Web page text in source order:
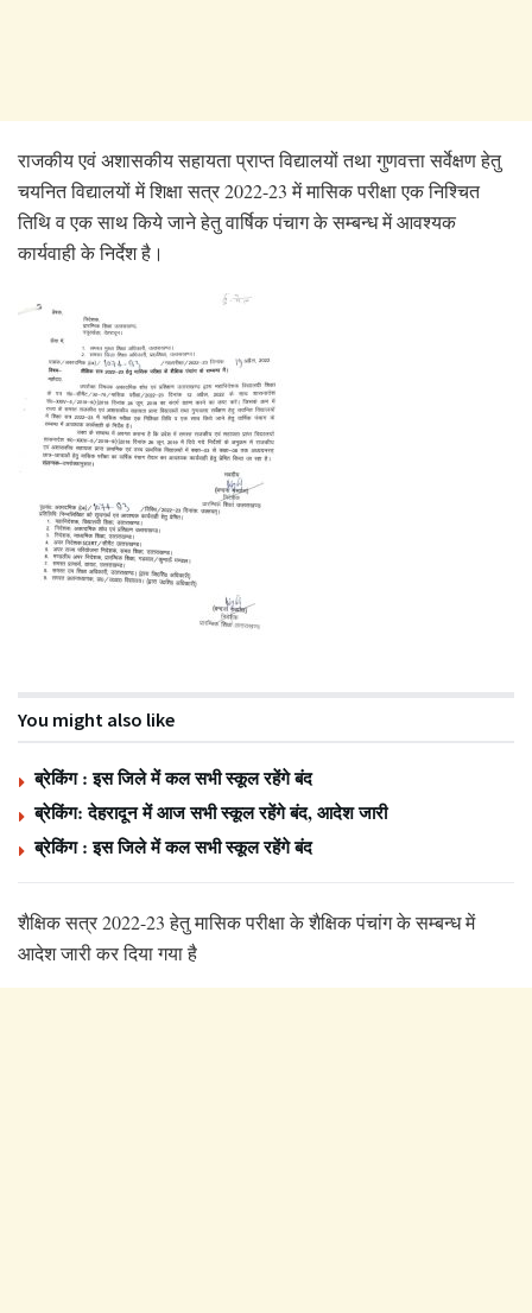
राजकीय एवं अशासकीय सहायता प्राप्त विद्यालयों तथा गुणवत्ता सर्वेक्षण हेतु
चयनित विद्यालयों में शिक्षा सत्र 2022-23 में मासिक परीक्षा एक निश्चित
तिथि व एक साथ किये जाने हेतु वार्षिक पंचाग के सम्बन्ध में आवश्यक
कार्यवाही के निर्देश है।
You might also like
ब्रेकिंग : इस जिले में कल सभी स्कूल रहेंगे बंद
ब्रेकिंग: देहरादून में आज सभी स्कूल रहेंगे बंद, आदेश जारी
ब्रेकिंग : इस जिले में कल सभी स्कूल रहेंगे बंद
शैक्षिक सत्र 2022-23 हेतु मासिक परीक्षा के शैक्षिक पंचांग के सम्बन्ध में
आदेश जारी कर दिया गया है